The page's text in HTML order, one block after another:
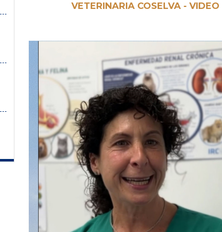
VETERINARIA COSELVA - VIDEO